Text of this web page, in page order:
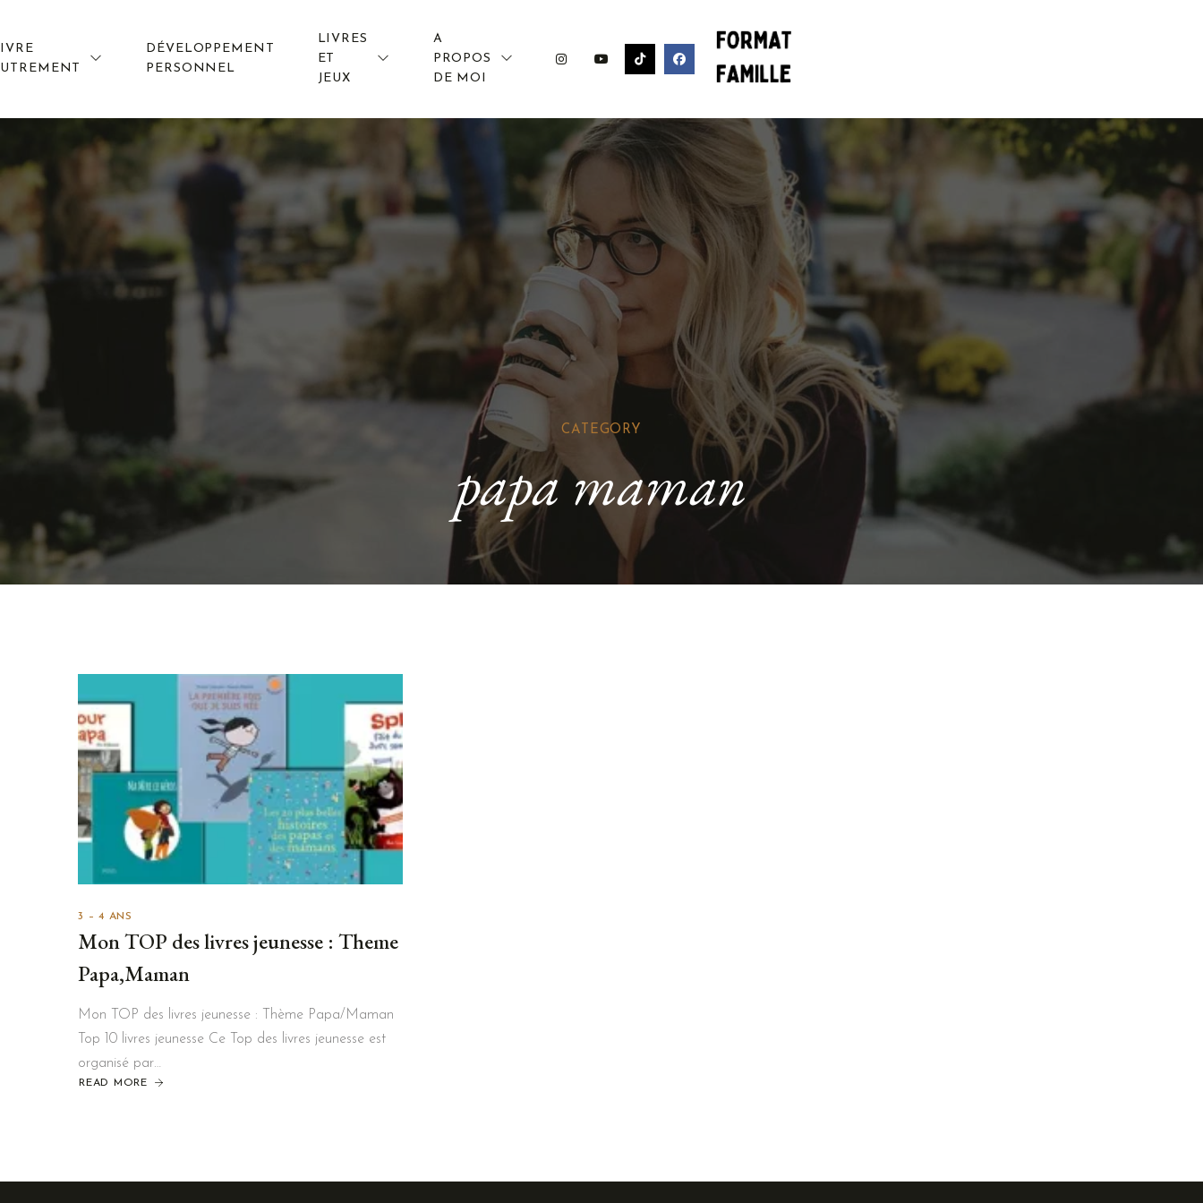
DÉVELOPPEMENT
PERSONNEL
LIVRES
ET
JEUX
A
PROPOS
DE MOI
CATEGORY
papa maman
3 – 4 ANS
Mon TOP des livres jeunesse : Theme
Papa,Maman
Mon TOP des livres jeunesse : Thème Papa/Maman
Top 10 livres jeunesse Ce Top des livres jeunesse est
organisé par…
READ MORE